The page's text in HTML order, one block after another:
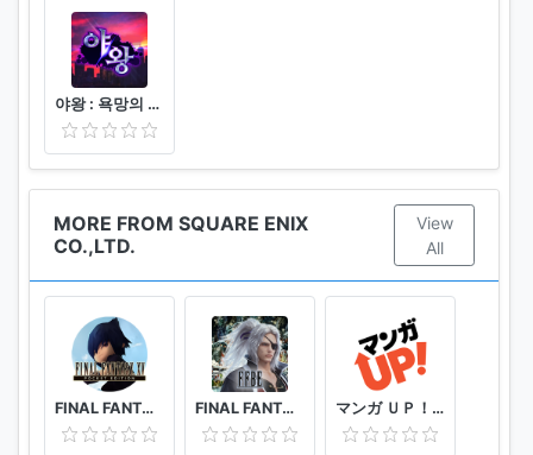
야왕 : 욕망의 도시
MORE FROM SQUARE ENIX
CO.,LTD.
View
All
FINAL FANTASY XV POCKET EDITION FINAL FANTASY BRAVE EXVIUS マンガ ＵＰ！ スクエニの人気漫画が毎日読める 漫画アプリ 人気まんが・コミックが無料